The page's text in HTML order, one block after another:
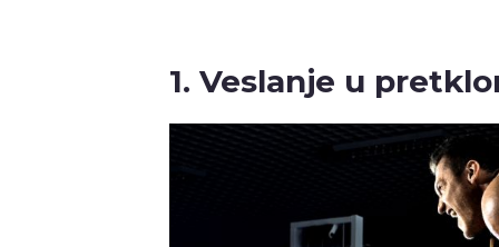
1. Veslanje u